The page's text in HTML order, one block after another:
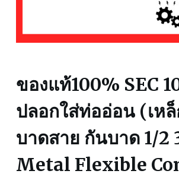
ของแท้100% SEC
ปลอกใส่ท่ออ่อน (เห
บาดสาย กันบาด 1/2
Metal Flexible